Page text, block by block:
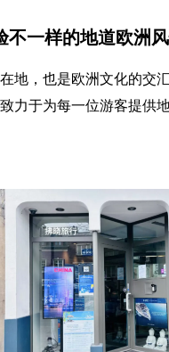
不一样的地道欧洲
，也是欧洲文化的交
力于为每一位游客提供